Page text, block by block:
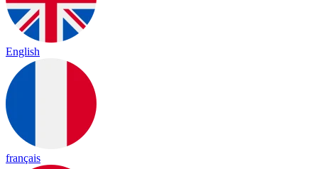
English
français